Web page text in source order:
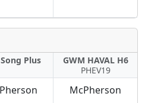
Plus
GWM HAVAL H6
PHEV19
McPherson